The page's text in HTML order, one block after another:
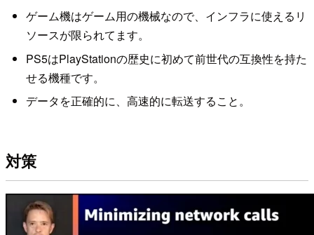
ゲーム機はゲーム用の機械なので、インフラに使えるリ
ソースが限られてます。
PS5はPlayStationの歴史に初めて前世代の互換性を持た
せる機種です。
データを正確的に、高速的に転送すること。
対策